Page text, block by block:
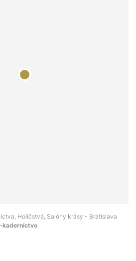
Holičstvá, Salóny krásy - Bratislava
kaderníctvo